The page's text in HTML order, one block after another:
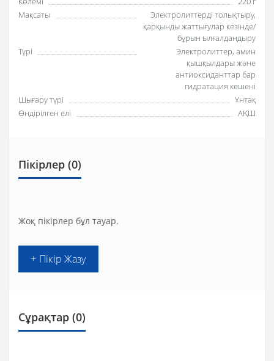
Мақсаты
Электролиттерді толықтыру,
қарқынды жаттығулар кезінде/
бұрын ылғалдандыру
Түрі
Электролиттер, амин
қышқылдары және
антиоксиданттар бар
гидратация кешені
Шығару түрі
Ұнтақ
Өндірілген елі
АҚШ
Пікірлер (0)
Жоқ пікірлер бұл тауар.
+ Пікір Жазу
Сұрақтар (0)